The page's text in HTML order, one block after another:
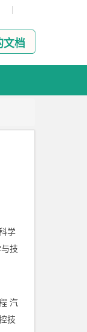
|
文档
学
技
汽
技